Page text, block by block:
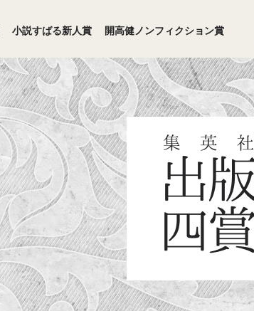
小説すばる新人賞 開高健ノンフィクション賞
1995年度 1994年度 1993年度
1989年度 1988年度 1987年度
1983年度 1982年度
1977年度